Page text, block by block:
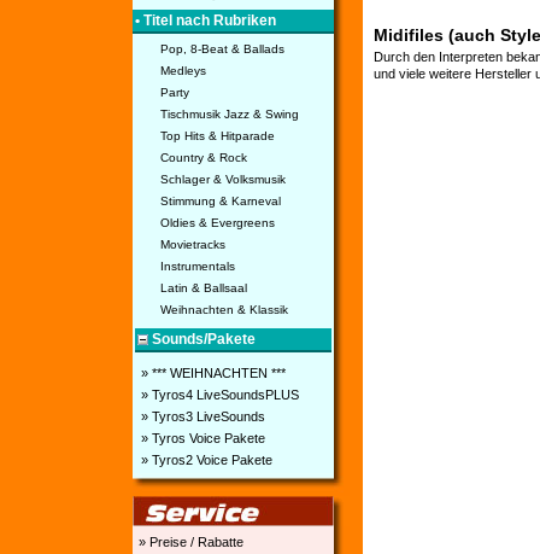
• Titel nach Rubriken
Pop, 8-Beat & Ballads
Medleys
Party
Tischmusik Jazz & Swing
Top Hits & Hitparade
Country & Rock
Schlager & Volksmusik
Stimmung & Karneval
Oldies & Evergreens
Movietracks
Instrumentals
Latin & Ballsaal
Weihnachten & Klassik
Sounds/Pakete
» *** WEIHNACHTEN ***
» Tyros4 LiveSoundsPLUS
» Tyros3 LiveSounds
» Tyros Voice Pakete
» Tyros2 Voice Pakete
» Preise / Rabatte
Midifiles (auch
Durch den Interpreten
und viele weitere Hersteller